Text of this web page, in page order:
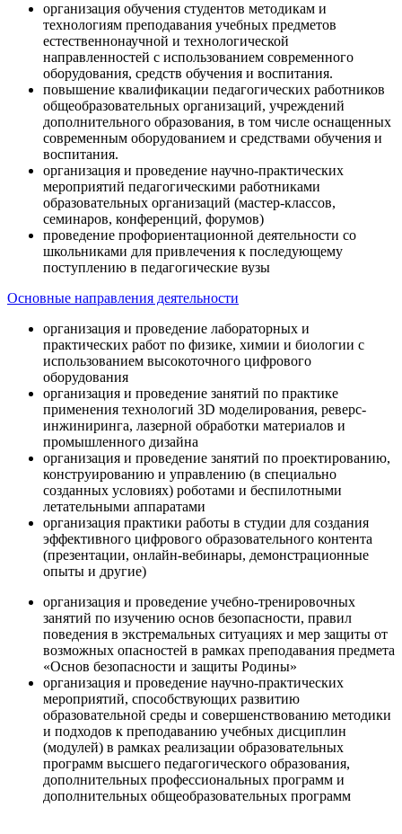
организация обучения студентов методикам и
технологиям преподавания учебных предметов
естественнонаучной и технологической
направленностей с использованием современного
оборудования, средств обучения и воспитания.
повышение квалификации педагогических работников
общеобразовательных организаций, учреждений
дополнительного образования, в том числе оснащенных
современным оборудованием и средствами обучения и
воспитания.
организация и проведение научно-практических
мероприятий педагогическими работниками
образовательных организаций (мастер-классов,
семинаров, конференций, форумов)
проведение профориентационной деятельности со
школьниками для привлечения к последующему
поступлению в педагогические вузы
Основные направления деятельности
организация и проведение лабораторных и
практических работ по физике, химии и биологии с
использованием высокоточного цифрового
оборудования
организация и проведение занятий по практике
применения технологий 3D моделирования, реверс-
инжиниринга, лазерной обработки материалов и
промышленного дизайна
организация и проведение занятий по проектированию,
конструированию и управлению (в специально
созданных условиях) роботами и беспилотными
летательными аппаратами
организация практики работы в студии для создания
эффективного цифрового образовательного контента
(презентации, онлайн-вебинары, демонстрационные
опыты и другие)
организация и проведение учебно-тренировочных
занятий по изучению основ безопасности, правил
поведения в экстремальных ситуациях и мер защиты от
возможных опасностей в рамках преподавания предмета
«Основ безопасности и защиты Родины»
организация и проведение научно-практических
мероприятий, способствующих развитию
образовательной среды и совершенствованию методики
и подходов к преподаванию учебных дисциплин
(модулей) в рамках реализации образовательных
программ высшего педагогического образования,
дополнительных профессиональных программ и
дополнительных общеобразовательных программ